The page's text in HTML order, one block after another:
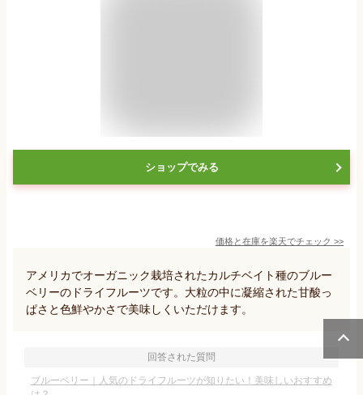
ショップでみる
価格と在庫を楽天でチェック >>
アメリカでオーガニック栽培されたカルチベイト種のブルー
ベリーのドライフルーツです。大粒の中に凝縮された甘酸っ
ぱさと色鮮やかさで美味しくいただけます。
回答された質問
ブルーベリー｜人気のドライフルーツが知りたい！美味しいおすすめ